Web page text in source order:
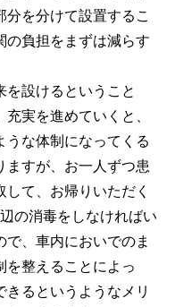
を分けて設置するこ
の負担をまずは減らす
設けるということ
実を進めていくと、
うな体制になってくる
ますが、お一人ずつ患
て、お帰りいただく
の消毒をしなければい
、車内においでのま
を整えることによっ
るというようなメリ